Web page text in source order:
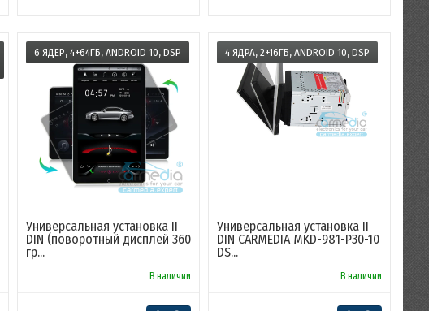
6 ЯДЕР, 4+64ГБ, ANDROID 10, DSP
Универсальная установка II
DIN (поворотный дисплей 360
гр...
В наличии
4 ЯДРА, 2+16ГБ, ANDROID 10, DSP
Универсальная установка II
DIN CARMEDIA MKD-981-P30-10
DS...
В наличии